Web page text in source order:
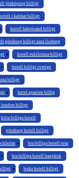
jönköping billigt
i kalmar billigt
hotell härnösand billigt
göteborg billigt nära liseberg
hotell eskilstuna billigt
hotell billigt sverige
billigt
hotel spanien billig
london billigt
hitta billiga hotell
göteborg hotell billigt
bra billiga hotell rom
bra billiga hotell bangkok
boka hotell billigt